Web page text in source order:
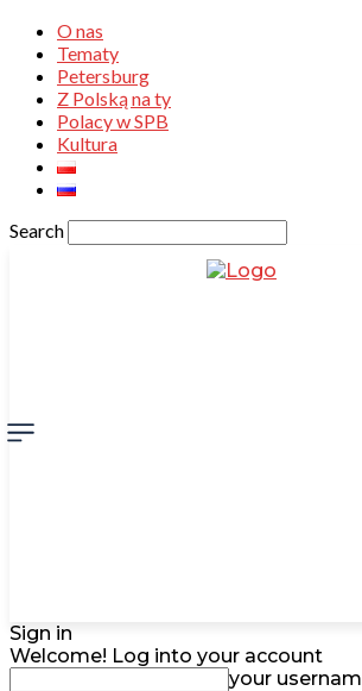
O nas
Tematy
Petersburg
Z Polską na ty
Polacy w SPB
Kultura
Search
Sign in
Welcome! Log into your account
your